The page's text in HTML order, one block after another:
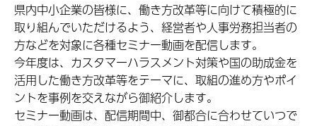
県内中小企業の皆様に、働き方改革等に向けて積極的に
取り組んでいただけるよう、経営者や人事労務担当者の
方などを対象に各種セミナー動画を配信します。
今年度は、カスタマーハラスメント対策や国の助成金を
活用した働き方改革等をテーマに、取組の進め方やポイ
ントを事例を交えながら御紹介します。
セミナー動画は、配信期間中、御都合に合わせていつで